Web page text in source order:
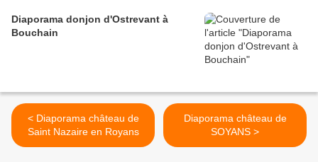
Diaporama donjon d'Ostrevant à
Bouchain
< Diaporama château de
Saint Nazaire en Royans
Diaporama château de
SOYANS >